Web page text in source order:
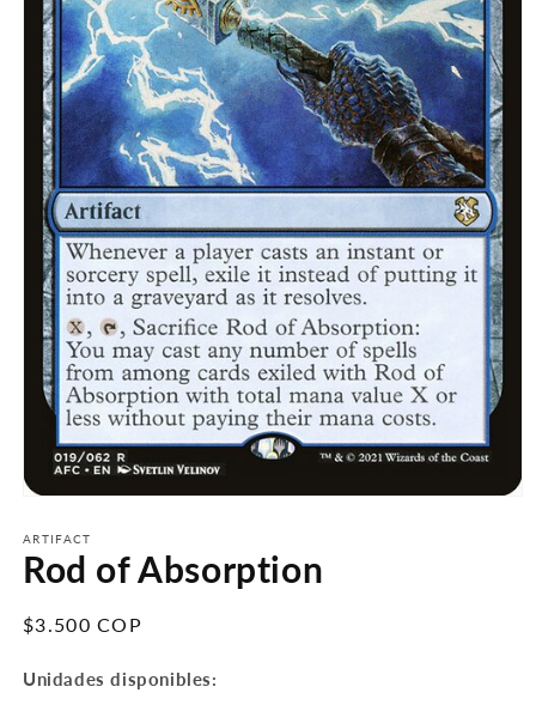
multimedia
1
en
modal
ARTIFACT
Rod of Absorption
Precio
$3.500 COP
Unidades disponibles: